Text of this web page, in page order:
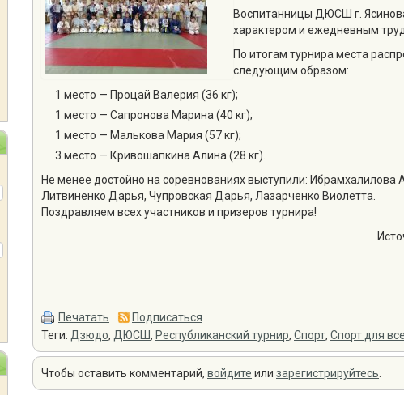
Воспитанницы ДЮСШ г.
характером и ежедневным
По итогам турнира места
следующим образом:
1 место — Процай Валерия (36 кг);
1 место — Сапронова Марина (40 кг);
1 место — Малькова Мария (57 кг);
3 место — Кривошапкина Алина (28 кг).
Не менее достойно на соревнованиях выступили: Ибрамхалилова
Литвиненко Дарья, Чупровская Дарья, Лазарченко Виолетта.
Поздравляем всех участников и призеров турнира!
Печатать Подписаться
Теги: Дзюдо, ДЮСШ, Республиканский турнир, Спорт, Спорт для
Чтобы оставить комментарий, войдите или зарегистрируйтесь